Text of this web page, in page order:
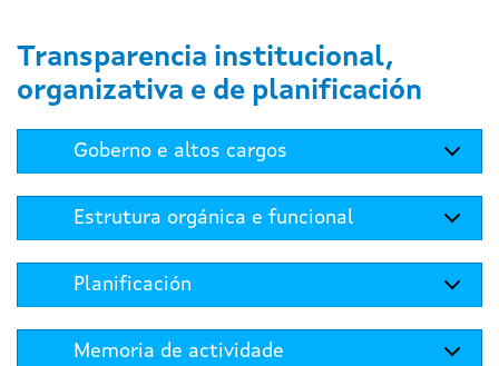
Transparencia institucional,
organizativa e de planificación
Goberno e altos cargos
Estrutura orgánica e funcional
Planificación
Memoria de actividade